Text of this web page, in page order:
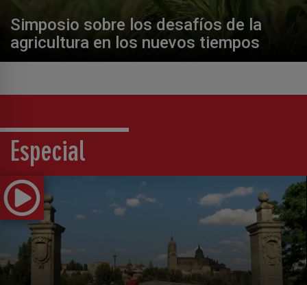
Simposio sobre los desafíos de la
agricultura en los nuevos tiempos
Especial